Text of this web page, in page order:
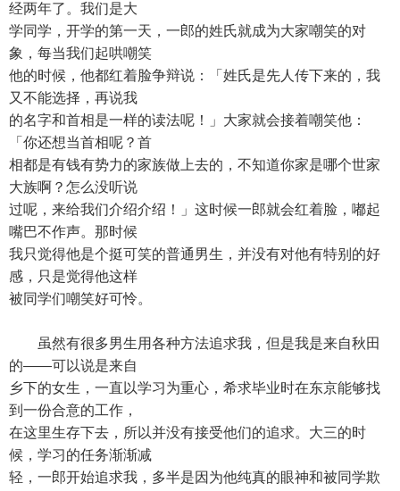
经两年了。我们是大
学同学，开学的第一天，一郎的姓氏就成为大家嘲笑的对
象，每当我们起哄嘲笑
他的时候，他都红着脸争辩说：「姓氏是先人传下来的，我
又不能选择，再说我
的名字和首相是一样的读法呢！」大家就会接着嘲笑他：
「你还想当首相呢？首
相都是有钱有势力的家族做上去的，不知道你家是哪个世家
大族啊？怎么没听说
过呢，来给我们介绍介绍！」这时候一郎就会红着脸，嘟起
嘴巴不作声。那时候
我只觉得他是个挺可笑的普通男生，并没有对他有特别的好
感，只是觉得他这样
被同学们嘲笑好可怜。
虽然有很多男生用各种方法追求我，但是我是来自秋田
的——可以说是来自
乡下的女生，一直以学习为重心，希求毕业时在东京能够找
到一份合意的工作，
在这里生存下去，所以并没有接受他们的追求。大三的时
候，学习的任务渐渐减
轻，一郎开始追求我，多半是因为他纯真的眼神和被同学欺